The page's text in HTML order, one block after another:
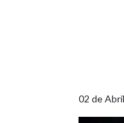
02 de